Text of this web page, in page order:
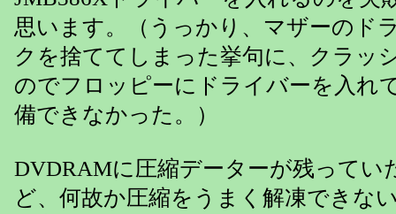
思います。（うっかり、マザーのド
クを捨ててしまった挙句に、クラッ
のでフロッピーにドライバーを入れ
備できなかった。）
DVDRAMに圧縮データーが残ってい
ど、何故か圧縮をうまく解凍できな